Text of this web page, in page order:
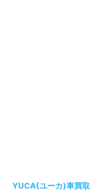
YUCA(ユーカ)車買取